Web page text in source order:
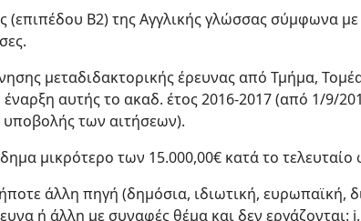
(επιπέδου B2) της Αγγλικής γλώσσας σύμφωνα με
μεταδιδακτορικής έρευνας από Τμήμα,
αυτής το ακαδ. έτος 2016-2017 (από 1/9/
των αιτήσεων).
μικρότερο των 15.000,00€ κατά το τελευταίο
άλλη πηγή (δημόσια, ιδιωτική, ευρωπαϊκή,
ή άλλη με συναφές θέμα και δεν εργάζονται: